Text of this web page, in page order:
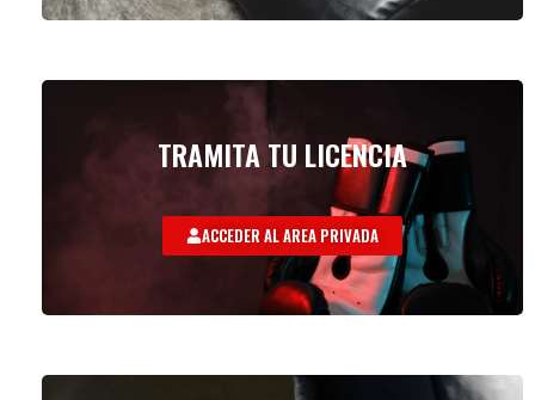
TRAMITA TU LICENCIA
ACCEDER AL AREA PRIVADA